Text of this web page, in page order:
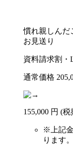
慣れ親しんだ
お見送り
資料請求割・
通常価格
155,000 円 (税
※ 上記
ります。